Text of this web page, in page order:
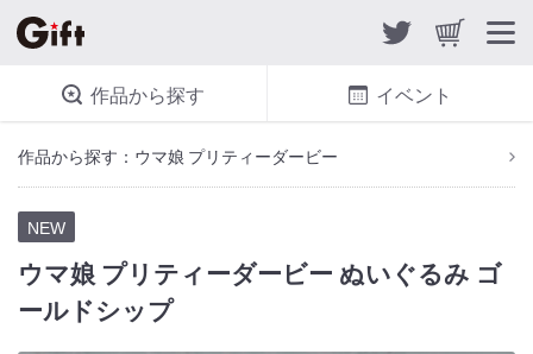
作品から探す イベント
作品から探す：ウマ娘 プリティーダービー
NEW
ウマ娘 プリティーダービー ぬいぐるみ ゴ
ールドシップ